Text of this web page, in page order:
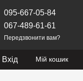
095-667-05-84
067-489-61-61
Передзвонити вам?
Вхід Мій кошик